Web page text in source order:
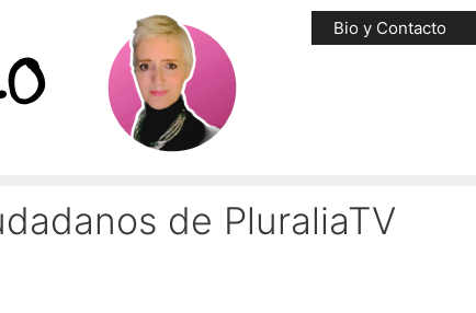
Bio y Contacto
de PluraliaTV